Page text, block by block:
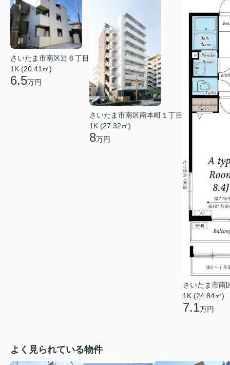
さいたま市南区辻６丁目
1K (20.41㎡)
6.5万円
さいたま市南区南本町１丁目
1K (27.32㎡)
8万円
さいたま市南
1K (24.84㎡)
7.1万円
よく見られている物件